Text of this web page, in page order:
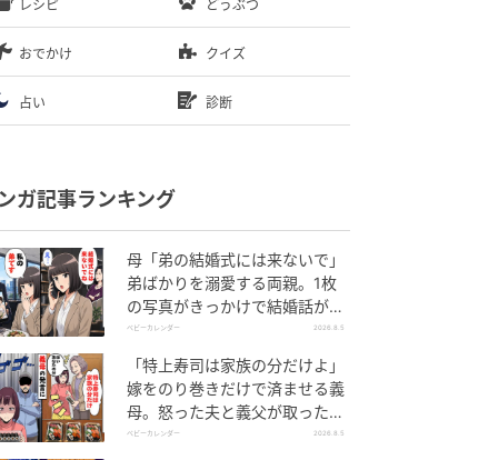
レシピ どうぶつ
おでかけ クイズ
占い 診断
ガ記事ランキング
母「弟の結婚式には来ないで」
弟ばかりを溺愛する両親。1枚
の写真がきっかけで結婚話がな
くなったワケ
ベビーカレンダー 2026.8.5
「特上寿司は家族の分だけよ」
嫁をのり巻きだけで済ませる義
母。怒った夫と義父が取った行
動とは
ベビーカレンダー 2026.8.5